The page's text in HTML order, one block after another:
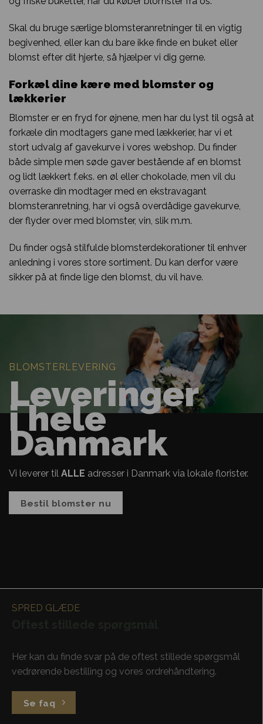
Skal du bruge særlige blomsteranretninger til en vigtig
begivenhed, eller kan du bare ikke finde en buket eller
blomst efter dit hjerte, så hjælper vi dig gerne.
Forkæl dine kære med blomster og
lækkerier
Blomster er en fryd for øjnene, men har du lyst til også at
forkæle din modtagers gane med lækkerier, har vi et
stort udvalg af gavekurve i vores webshop. Du finder
både simple men søde gaver bestående af en blomst
og lidt lækkert f.eks. en øl eller chokolade, men vil du
overraske din modtager med en ekstravagant
blomsteranretning, har vi også overdådige gavekurve,
der flyder over med blomster, vin, slik m.m.
Du finder også stilfulde blomsterdekorationer til enhver
anledning i vores store sortiment. Du kan derfor være
sikker på at finde lige den blomst, du vil have.
BLOMSTERLEVERING
Leveringer
i hele
Danmark
Vi leverer til ALLE adresser i Danmark via lokale florister.
Bestil blomster nu
SPRED GLÆDE
Her kan du finde svar på de oftest stillede spørgsmål
vedrørende bestilling og vores ordrehåndtering.
Se faq